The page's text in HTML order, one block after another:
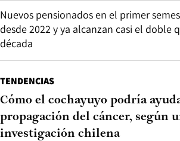
Nuevos pensionados en el primer
desde 2022 y ya alcanzan casi el doble
década
TENDENCIAS
Cómo el cochayuyo podría
propagación del cáncer, según
investigación chilena